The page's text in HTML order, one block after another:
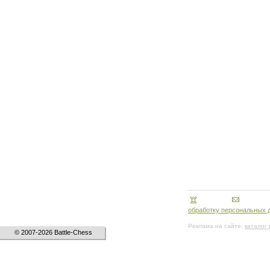
© 2007-2026 Battle-Chess
обработку персональных
Реклама на сайте: